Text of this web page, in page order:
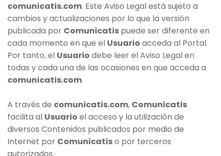
comunicatis.com. Este Aviso Legal está sujeto a
cambios y actualizaciones por lo que la versión
publicada por Comunicatis puede ser diferente en
cada momento en que el Usuario acceda al Portal.
Por tanto, el Usuario debe leer el Aviso Legal en
todas y cada una de las ocasiones en que acceda a
comunicatis.com.
A través de comunicatis.com, Comunicatis
facilita al Usuario el acceso y la utilización de
diversos Contenidos publicados por medio de
Internet por Comunicatiso por terceros